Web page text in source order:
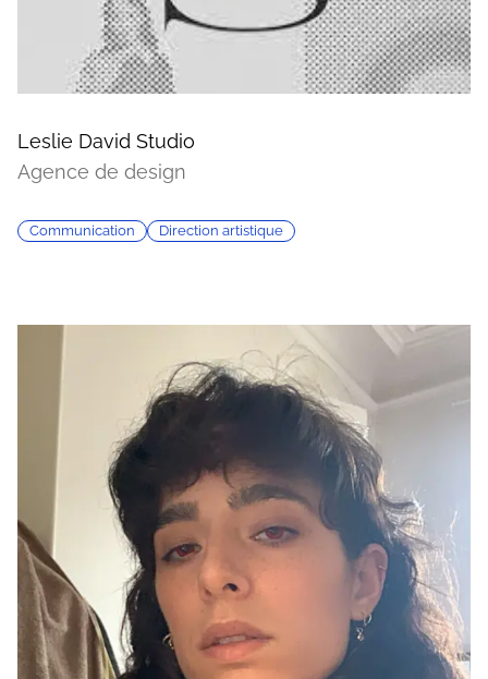
Leslie David Studio
Agence de design
Communication Direction artistique